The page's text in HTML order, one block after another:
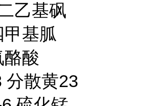
乙基砜
基胍
酸
分散黄23